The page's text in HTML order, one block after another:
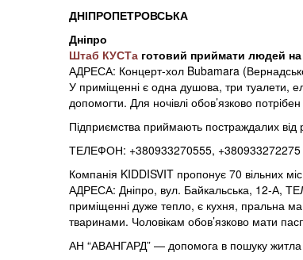
ДНІПРОПЕТРОВСЬКА
Дніпро
Штаб КУСТа готовий приймати людей
АДРЕСА: Концерт-хол Bubamara
У приміщенні є одна душова, три туалети,
допомогти. Для ночівлі обов’язково
Підприємства приймають постраждалих від
ТЕЛЕФОН: +380933270555, +380933272275
Компанія KIDDISVIT пропонує 70 вільних
АДРЕСА: Дніпро, вул. Байкальська, 12-А,
приміщенні дуже тепло, є кухня, пральна
тваринами. Чоловікам обов’язково мати
АН “АВАНГАРД” — допомога в пошуку